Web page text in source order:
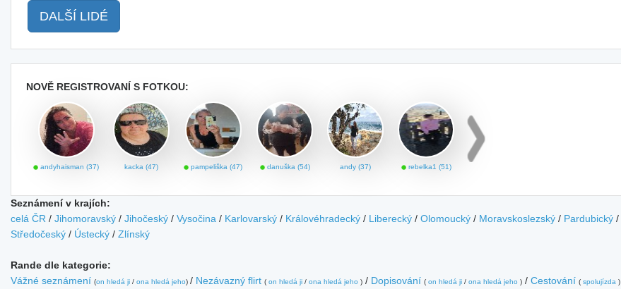
DALŠÍ LIDÉ
NOVĚ REGISTROVANÍ S FOTKOU:
andyhaisman (37) kacka (47) pampeliška (47) danuška (54) andy (37) rebelka1 (51)
Seznámení v krajích:
celá ČR / Jihomoravský / Jihočeský / Vysočina / Karlovarský / Královéhradecký / Liberecký / Olomoucký / Moravskoslezský / Pardubický /
Středočeský / Ústecký / Zlínský
Rande dle kategorie:
Vážné seznámení (on hledá ji / ona hledá jeho) / Nezávazný flirt ( on hledá ji / ona hledá jeho ) / Dopisování ( on hledá ji / ona hledá jeho ) / Cestování ( spolujízda )